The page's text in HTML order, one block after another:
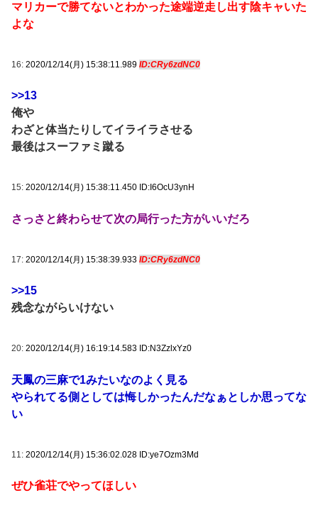
マリカーで勝てないとわかった途端逆走し出す陰キャいた
よな
16: 2020/12/14(月) 15:38:11.989 ID:CRy6zdNC0
>>13
俺や
わざと体当たりしてイライラさせる
最後はスーファミ蹴る
15: 2020/12/14(月) 15:38:11.450 ID:I6OcU3ynH
さっさと終わらせて次の局行った方がいいだろ
17: 2020/12/14(月) 15:38:39.933 ID:CRy6zdNC0
>>15
残念ながらいけない
20: 2020/12/14(月) 16:19:14.583 ID:N3ZzlxYz0
天鳳の三麻で1みたいなのよく見る
やられてる側としては悔しかったんだなぁとしか思ってな
い
11: 2020/12/14(月) 15:36:02.028 ID:ye7Ozm3Md
ぜひ雀荘でやってほしい